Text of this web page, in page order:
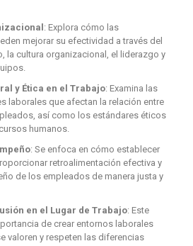
: Explora cómo las
mejorar su efectividad a través del
la cultura organizacional, el liderazgo y
y Ética en el Trabajo: Examina las
laborales que afectan la relación entre
así como los estándares éticos
humanos.
: Se enfoca en cómo establecer
retroalimentación efectiva y
de los empleados de manera justa y
en el Lugar de Trabajo: Este
de crear entornos laborales
valoren y respeten las diferencias